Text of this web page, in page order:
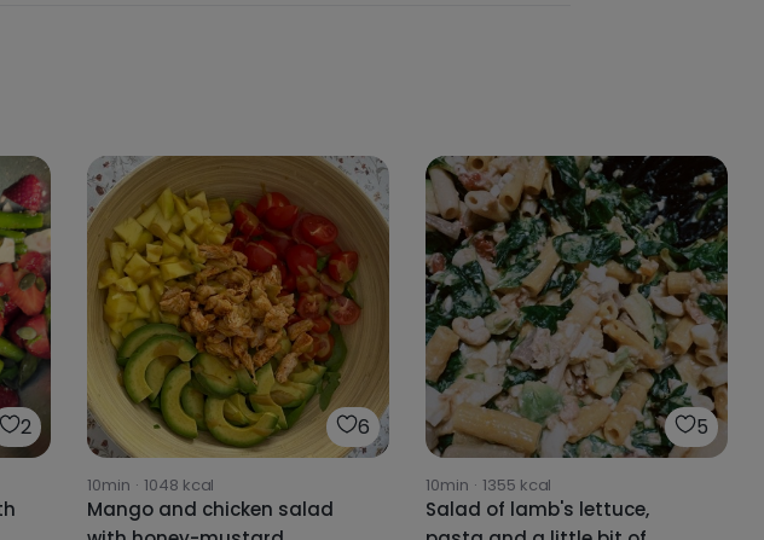
2 6
10min · 1048 kcal
Mango and chicken salad
5
10min · 1355 kcal
Salad of lamb's lettuce,